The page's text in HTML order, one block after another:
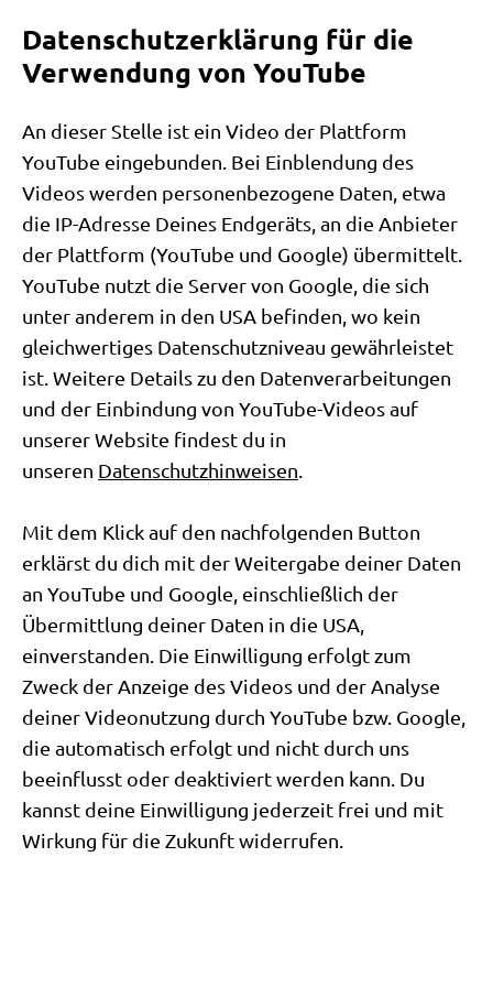
Datenschutzerklärung für die
Verwendung von YouTube
An dieser Stelle ist ein Video der Plattform
YouTube eingebunden. Bei Einblendung des
Videos werden personenbezogene Daten, etwa
die IP-Adresse Deines Endgeräts, an die Anbieter
der Plattform (YouTube und Google) übermittelt.
YouTube nutzt die Server von Google, die sich
unter anderem in den USA befinden, wo kein
gleichwertiges Datenschutzniveau gewährleistet
ist. Weitere Details zu den Datenverarbeitungen
und der Einbindung von YouTube-Videos auf
unserer Website findest du in
unseren Datenschutzhinweisen
Mit dem Klick auf den nachfolgenden Button
erklärst du dich mit der Weitergabe deiner Daten
an YouTube und Google, einschließlich der
Übermittlung deiner Daten in die USA,
einverstanden. Die Einwilligung erfolgt zum
Zweck der Anzeige des Videos und der Analyse
deiner Videonutzung durch YouTube bzw. Google,
die automatisch erfolgt und nicht durch uns
beeinflusst oder deaktiviert werden kann. Du
kannst deine Einwilligung jederzeit frei und mit
Wirkung für die Zukunft widerrufen.